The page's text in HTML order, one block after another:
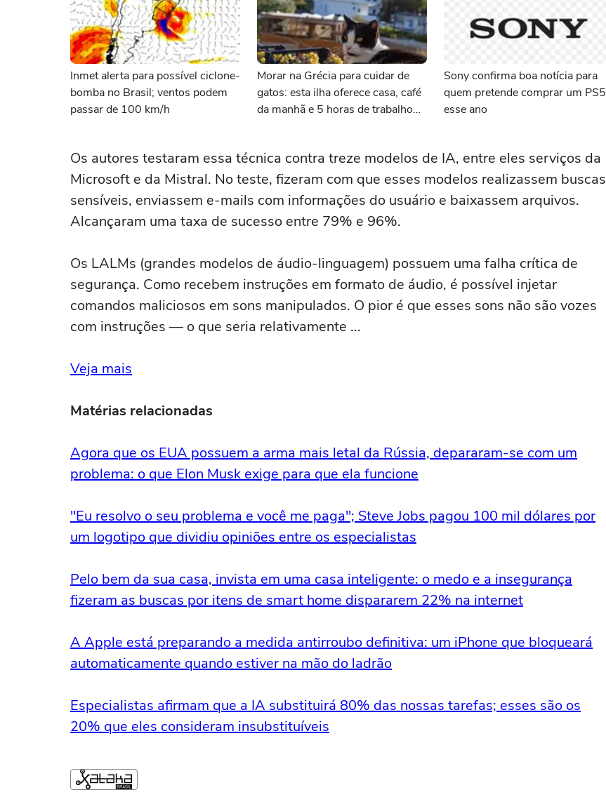
Inmet alerta para possível ciclone-
bomba no Brasil; ventos podem
passar de 100 km/h
Morar na Grécia para cuidar de
gatos: esta ilha oferece casa, café
da manhã e 5 horas de trabalho
Sony confirma boa notícia para
quem pretende comprar um PS5
esse ano
Os autores testaram essa técnica contra treze modelos de IA, entre eles serviços da
Microsoft e da Mistral. No teste, fizeram com que esses modelos realizassem buscas
sensíveis, enviassem e-mails com informações do usuário e baixassem arquivos.
Alcançaram uma taxa de sucesso entre 79% e 96%.
Os LALMs (grandes modelos de áudio-linguagem) possuem uma falha crítica de
segurança. Como recebem instruções em formato de áudio, é possível injetar
comandos maliciosos em sons manipulados. O pior é que esses sons não são vozes
com instruções — o que seria relativamente ...
Veja mais
Matérias relacionadas
Agora que os EUA possuem a arma mais letal da Rússia, depararam-se com um
problema: o que Elon Musk exige para que ela funcione
"Eu resolvo o seu problema e você me paga"; Steve Jobs pagou 100 mil dólares por
um logotipo que dividiu opiniões entre os especialistas
Pelo bem da sua casa, invista em uma casa inteligente: o medo e a insegurança
fizeram as buscas por itens de smart home dispararem 22% na internet
A Apple está preparando a medida antirroubo definitiva: um iPhone que bloqueará
automaticamente quando estiver na mão do ladrão
Especialistas afirmam que a IA substituirá 80% das nossas tarefas; esses são os
20% que eles consideram insubstituíveis